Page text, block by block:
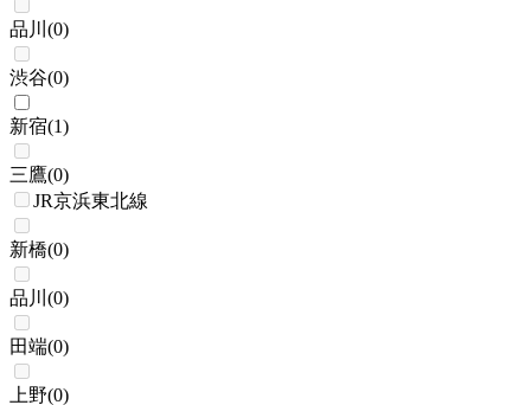
品川 (0)
渋谷(0)
新宿(1)
三鷹(0)
JR京浜東北線
新橋(0)
品川 (0)
田端(0)
上野(0)